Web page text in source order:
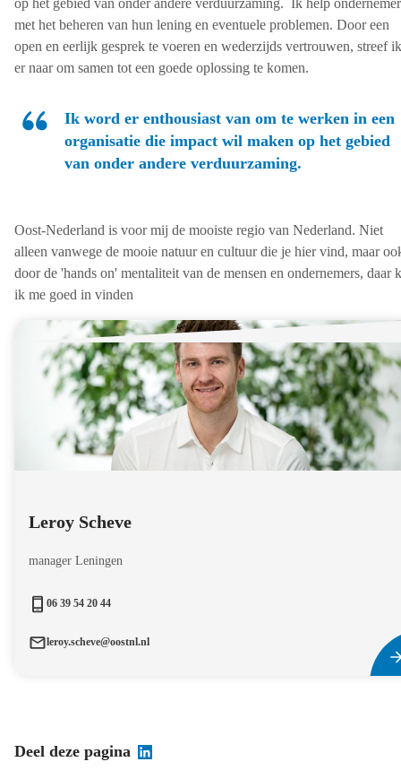
op het gebied van onder andere verduurzaming. Ik help
met het beheren van hun lening en eventuele problemen. Door een
open en eerlijk gesprek te voeren en wederzijds vertrouwen, streef ik
er naar om samen tot een goede oplossing te komen.
Ik word er enthousiast van om te werken in een
organisatie die impact wil maken op het gebied
van onder andere verduurzaming.
Oost-Nederland is voor mij de mooiste regio van Nederland. Niet
alleen vanwege de mooie natuur en cultuur die je hier vind, maar
door de 'hands on' mentaliteit van de mensen en ondernemers, daar
ik me goed in vinden
Leroy Scheve
manager Leningen
06 39 54 20 44
leroy.scheve@oostnl.nl
Deel deze pagina